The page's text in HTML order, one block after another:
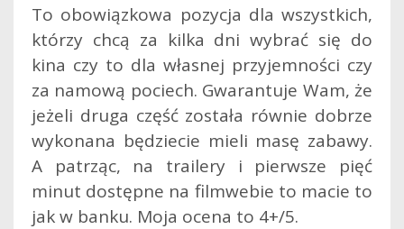
To obowiązkowa pozycja dla wszystkich,
którzy chcą za kilka dni wybrać się do
kina czy to dla własnej przyjemności czy
za namową pociech. Gwarantuje Wam, że
jeżeli druga część została równie dobrze
wykonana będziecie mieli masę zabawy.
A patrząc, na trailery i pierwsze pięć
minut dostępne na filmwebie to macie to
jak w banku. Moja ocena to 4+/5.